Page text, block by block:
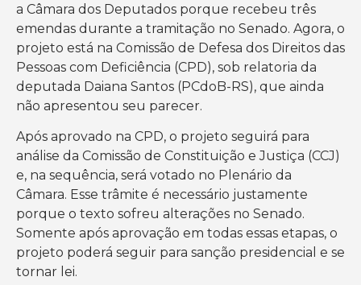
a Câmara dos Deputados porque recebeu três
emendas durante a tramitação no Senado. Agora, o
projeto está na Comissão de Defesa dos Direitos das
Pessoas com Deficiência (CPD), sob relatoria da
deputada Daiana Santos (PCdoB-RS), que ainda
não apresentou seu parecer.
Após aprovado na CPD, o projeto seguirá para
análise da Comissão de Constituição e Justiça (CCJ)
e, na sequência, será votado no Plenário da
Câmara. Esse trâmite é necessário justamente
porque o texto sofreu alterações no Senado.
Somente após aprovação em todas essas etapas, o
projeto poderá seguir para sanção presidencial e se
tornar lei.